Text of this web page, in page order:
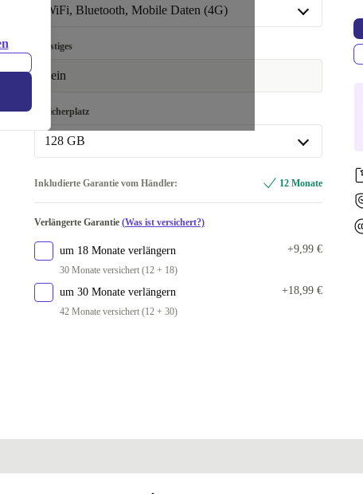
WiFi, Bluetooth, Mobile Daten (4G)
WiFi, Bluetooth, Mobile Daten (4G)
+105,99 €
Sonstiges
nein
Speicherplatz
128 GB
64 GB
Inkludierte Garantie vom Händler: 12 Monate
Verlängerte Garantie (Was ist versichert?)
um 18 Monate verlängern
30 Monate versichert (12 + 18)
+9,99 €
um 30 Monate verlängern
42 Monate versichert (12 + 30)
+18,99 €